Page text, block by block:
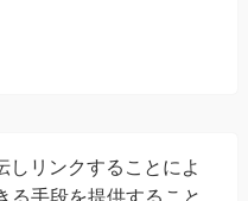
しリンクすることによ
る手段を提供すること